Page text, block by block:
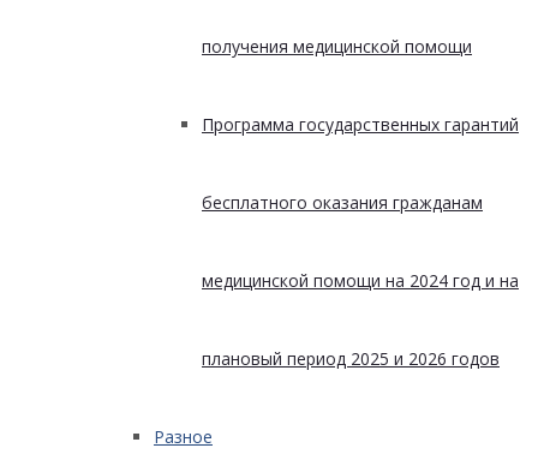
получения медицинской помощи
Программа государственных гарантий
бесплатного оказания гражданам
медицинской помощи на 2024 год и на
плановый период 2025 и 2026 годов
Разное